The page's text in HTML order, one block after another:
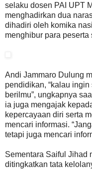
selaku dosen PAI UPT
menghadirkan dua
dihadiri oleh komika
menghibur para peserta
Andi Jammaro Dulung
pendidikan, “kalau
berilmu”, ungkapnya
ia juga mengajak
kepercayaan diri serta
mencari informasi.
tetapi juga mencari
Sementara Saiful Jihad
ditingkatkan tata